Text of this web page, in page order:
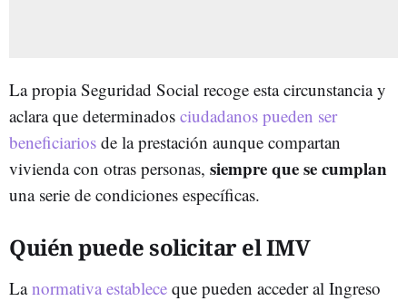
La propia Seguridad Social recoge esta circunstancia y
aclara que determinados ciudadanos pueden ser
beneficiarios de la prestación aunque compartan
vivienda con otras personas, siempre que se cumplan
una serie de condiciones específicas.
Quién puede solicitar el IMV
Lanormativa establece que pueden acceder al Ingreso